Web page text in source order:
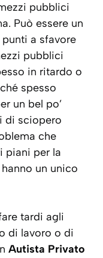
pubblici
Può essere un
a sfavore
pubblici
in ritardo o
spesso
un bel po’
di sciopero
che
piani per la
un unico
tardi agli
di lavoro o di
Autista Privato